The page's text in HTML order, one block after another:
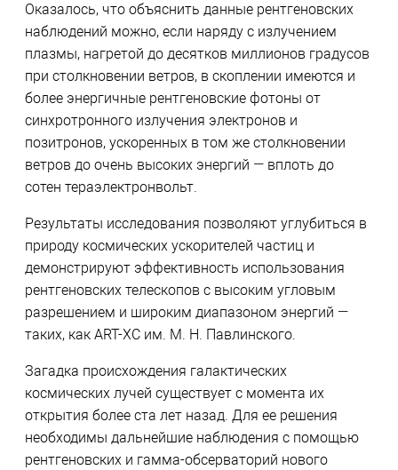
Оказалось, что объяснить данные рентгеновских
наблюдений можно, если наряду с излучением
плазмы, нагретой до десятков миллионов градусов
при столкновении ветров, в скоплении имеются и
более энергичные рентгеновские фотоны от
синхротронного излучения электронов и
позитронов, ускоренных в том же столкновении
ветров до очень высоких энергий — вплоть до
сотен тераэлектронвольт.
Результаты исследования позволяют углубиться в
природу космических ускорителей частиц и
демонстрируют эффективность использования
рентгеновских телескопов с высоким угловым
разрешением и широким диапазоном энергий —
таких, как ART-XC им. М. Н. Павлинского.
Загадка происхождения галактических
космических лучей существует с момента их
открытия более ста лет назад. Для ее решения
необходимы дальнейшие наблюдения с помощью
рентгеновских и гамма-обсерваторий нового